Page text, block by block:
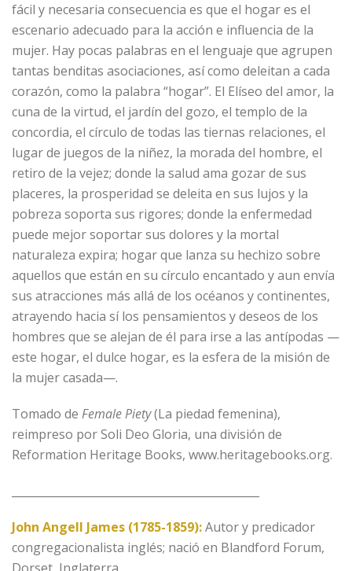
fácil y necesaria consecuencia es que el hogar es el
escenario adecuado para la acción e influencia de la
mujer. Hay pocas palabras en el lenguaje que agrupen
tantas benditas asociaciones, así como deleitan a cada
corazón, como la palabra “hogar”. El Elíseo del amor, la
cuna de la virtud, el jardín del gozo, el templo de la
concordia, el círculo de todas las tiernas relaciones, el
lugar de juegos de la niñez, la morada del hombre, el
retiro de la vejez; donde la salud ama gozar de sus
placeres, la prosperidad se deleita en sus lujos y la
pobreza soporta sus rigores; donde la enfermedad
puede mejor soportar sus dolores y la mortal
naturaleza expira; hogar que lanza su hechizo sobre
aquellos que están en su círculo encantado y aun envía
sus atracciones más allá de los océanos y continentes,
atrayendo hacia sí los pensamientos y deseos de los
hombres que se alejan de él para irse a las antípodas —
este hogar, el dulce hogar, es la esfera de la misión de
la mujer casada—.
Tomado de Female Piety(La piedad femenina),
reimpreso por Soli Deo Gloria, una división de
Reformation Heritage Books, www.heritagebooks.org.
John Angell James (1785-1859):Autor y predicador
congregacionalista inglés; nació en Blandford Forum,